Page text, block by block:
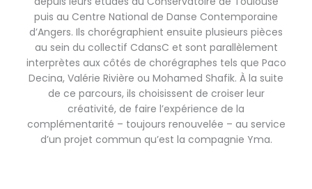
puis au Centre National de Danse Contemporaine
d’Angers. Ils chorégraphient ensuite plusieurs pièces
au sein du collectif CdansC et sont parallèlement
interprètes aux côtés de chorégraphes tels que Paco
Decina, Valérie Rivière ou Mohamed Shafik. À la suite
de ce parcours, ils choisissent de croiser leur
créativité, de faire l’expérience de la
complémentarité – toujours renouvelée – au service
d’un projet commun qu’est la compagnie Yma.